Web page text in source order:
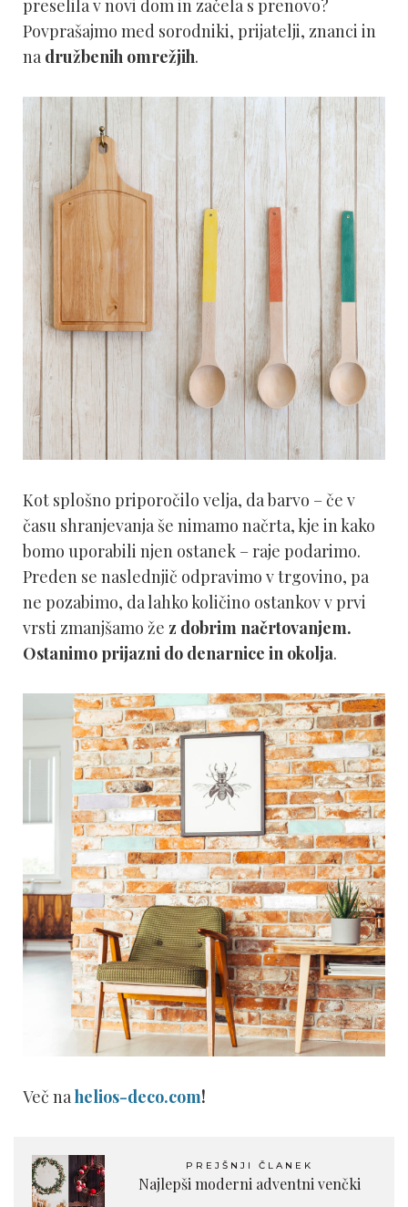
preselila v novi dom in začela s prenovo?
Povprašajmo med sorodniki, prijatelji, znanci in
na družbenih omrežjih.
Kot splošno priporočilo velja, da barvo – če v
času shranjevanja še nimamo načrta, kje in kako
bomo uporabili njen ostanek – raje podarimo.
Preden se naslednjič odpravimo v trgovino, pa
ne pozabimo, da lahko količino ostankov v prvi
vrsti zmanjšamo že z dobrim načrtovanjem.
Ostanimo prijazni do denarnice in okolja.
Več nahelios-deco.com!
PREJŠNJI ČLANEK
Najlepši moderni adventni venčki